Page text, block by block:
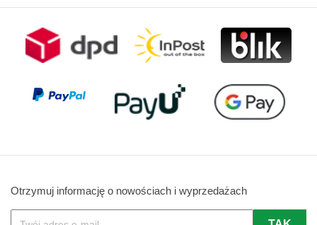
Otrzymuj informację o nowościach i wyprzedażach